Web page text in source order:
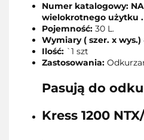
Numer katalogowy:
wielokrotnego użytku .
Pojemność: 30 L.
Wymiary ( szer. x wys.)
Ilość: `1 szt
Zastosowania:
Pasują do
Kress 1200